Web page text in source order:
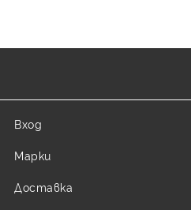
Вход
Марки
Доставка